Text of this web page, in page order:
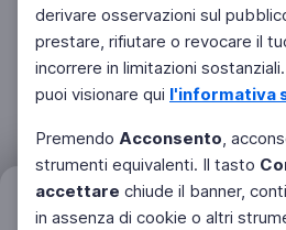
derivare osservazioni sul
prestare, rifiutare o revocare il
incorrere in limitazioni
puoi visionare qui l'informativa
Premendo Acconsento,
strumenti equivalenti. Il tasto
accettare chiude il banner,
in assenza di cookie o altri
Filtri